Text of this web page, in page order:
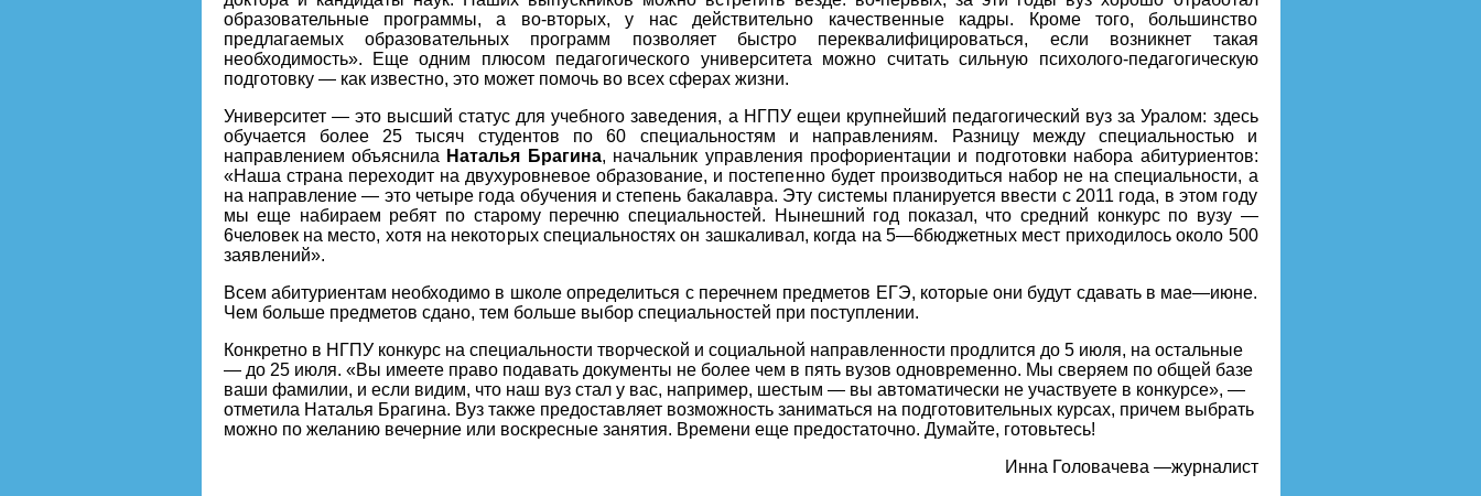
образовательные программы, а во-вторых, у нас действительно качественные кадры. Кроме того, большинство
предлагаемых образовательных программ позволяет быстро переквалифицироваться, если возникнет такая
необходимость». Еще одним плюсом педагогического университета можно считать сильную психолого-педагогическую
подготовку — как известно, это может помочь во всех сферах жизни.
Университет — это высший статус для учебного заведения, а НГПУ ещеи крупнейший педагогический вуз за Уралом: здесь
обучается более 25 тысяч студентов по 60 специальностям и направлениям. Разницу между специальностью и
направлением объяснила Наталья Брагина, начальник управления профориентации и подготовки набора абитуриентов:
«Наша страна переходит на двухуровневое образование, и постепенно будет производиться набор не на специальности, а
на направление — это четыре года обучения и степень бакалавра. Эту системы планируется ввести с 2011 года, в этом году
мы еще набираем ребят по старому перечню специальностей. Нынешний год показал, что средний конкурс по вузу —
6человек на место, хотя на некоторых специальностях он зашкаливал, когда на 5—6бюджетных мест приходилось около 500
заявлений».
Всем абитуриентам необходимо в школе определиться с перечнем предметов ЕГЭ, которые они будут сдавать в мае—июне.
Чем больше предметов сдано, тем больше выбор специальностей при поступлении.
Конкретно в НГПУ конкурс на специальности творческой и социальной направленности продлится до 5 июля, на остальные
— до 25 июля. «Вы имеете право подавать документы не более чем в пять вузов одновременно. Мы сверяем по общей базе
ваши фамилии, и если видим, что наш вуз стал у вас, например, шестым — вы автоматически не участвуете в конкурсе», —
отметила Наталья Брагина. Вуз также предоставляет возможность заниматься на подготовительных курсах, причем выбрать
можно по желанию вечерние или воскресные занятия. Времени еще предостаточно. Думайте, готовьтесь!
Инна Головачева —журналист